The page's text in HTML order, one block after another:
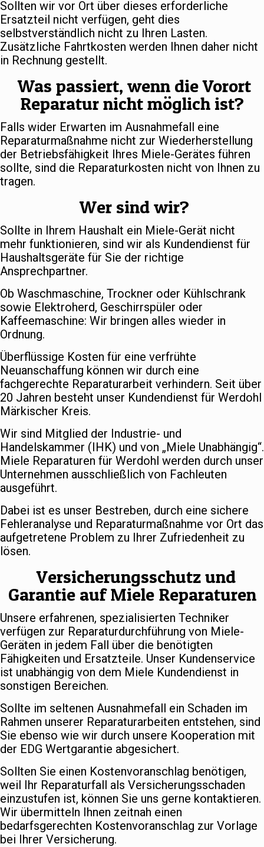
Sollten wir vor Ort über dieses erforderliche
Ersatzteil nicht verfügen, geht dies
selbstverständlich nicht zu Ihren Lasten.
Zusätzliche Fahrtkosten werden Ihnen daher nicht
in Rechnung gestellt.
Was passiert, wenn die Vorort
Reparatur nicht möglich ist?
Falls wider Erwarten im Ausnahmefall eine
Reparaturmaßnahme nicht zur Wiederherstellung
der Betriebsfähigkeit Ihres Miele-Gerätes führen
sollte, sind die Reparaturkosten nicht von Ihnen zu
tragen.
Wer sind wir?
Sollte in Ihrem Haushalt ein Miele-Gerät nicht
mehr funktionieren, sind wir als Kundendienst für
Haushaltsgeräte für Sie der richtige
Ansprechpartner.
Ob Waschmaschine, Trockner oder Kühlschrank
sowie Elektroherd, Geschirrspüler oder
Kaffeemaschine: Wir bringen alles wieder in
Ordnung.
Überflüssige Kosten für eine verfrühte
Neuanschaffung können wir durch eine
fachgerechte Reparaturarbeit verhindern. Seit über
20 Jahren besteht unser Kundendienst für Werdohl
Märkischer Kreis.
Wir sind Mitglied der Industrie- und
Handelskammer (IHK) und von „Miele Unabhängig“.
Miele Reparaturen für Werdohl werden durch unser
Unternehmen ausschließlich von Fachleuten
ausgeführt.
Dabei ist es unser Bestreben, durch eine sichere
Fehleranalyse und Reparaturmaßnahme vor Ort das
aufgetretene Problem zu Ihrer Zufriedenheit zu
lösen.
Versicherungsschutz und
Garantie auf Miele Reparaturen
Unsere erfahrenen, spezialisierten Techniker
verfügen zur Reparaturdurchführung von Miele-
Geräten in jedem Fall über die benötigten
Fähigkeiten und Ersatzteile. Unser Kundenservice
ist unabhängig von dem Miele Kundendienst in
sonstigen Bereichen.
Sollte im seltenen Ausnahmefall ein Schaden im
Rahmen unserer Reparaturarbeiten entstehen, sind
Sie ebenso wie wir durch unsere Kooperation mit
der EDG Wertgarantie abgesichert.
Sollten Sie einen Kostenvoranschlag benötigen,
weil Ihr Reparaturfall als Versicherungsschaden
einzustufen ist, können Sie uns gerne kontaktieren.
Wir übermitteln Ihnen zeitnah einen
bedarfsgerechten Kostenvoranschlag zur Vorlage
bei Ihrer Versicherung.